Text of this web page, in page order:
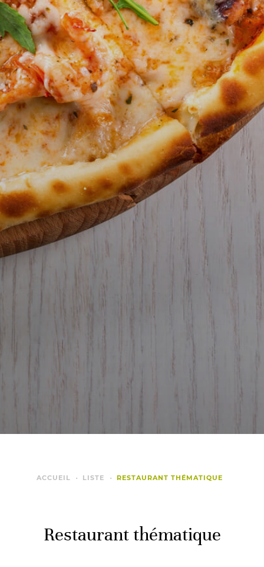
ACCUEIL LISTE RESTAURANT THÉMATIQUE
Restaurant thématique